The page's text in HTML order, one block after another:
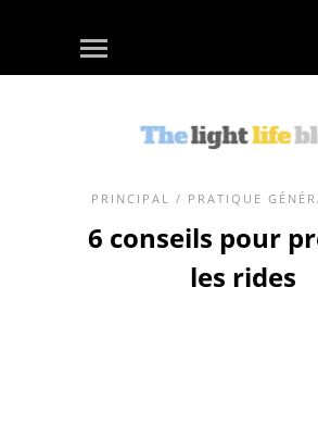
PRINCIPAL / PRATIQUE
6 conseils pour
les rides